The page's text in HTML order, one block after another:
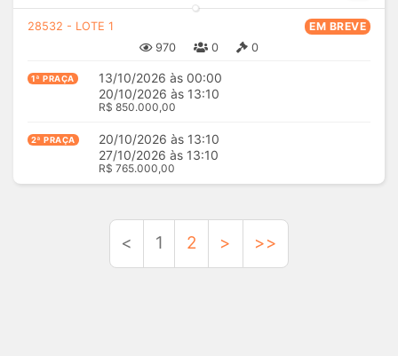
28532 - LOTE 1
EM BREVE
970
0 0
1ª PRAÇA
13/10/2026 às 00:00
20/10/2026 às 13:10
R$ 850.000,00
2ª PRAÇA
20/10/2026 às 13:10
27/10/2026 às 13:10
R$ 765.000,00
< 1 2 > >>